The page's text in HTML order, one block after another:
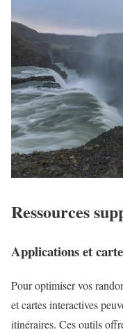
Ressources
Applications et
Pour optimiser vos
et cartes interactives
itinéraires. Ces outils